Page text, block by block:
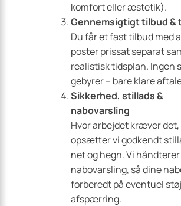
komfort eller æstetik).
Gennemsigtigt tilbud &
Du får et fast tilbud med
poster prissat separat
realistisk tidsplan. Ingen
gebyrer – bare klare
Sikkerhed, stillads &
nabovarsling
Hvor arbejdet kræver det,
opsætter vi godkendt
net og hegn. Vi
nabovarsling, så dine
forberedt på eventuel
afspærring.